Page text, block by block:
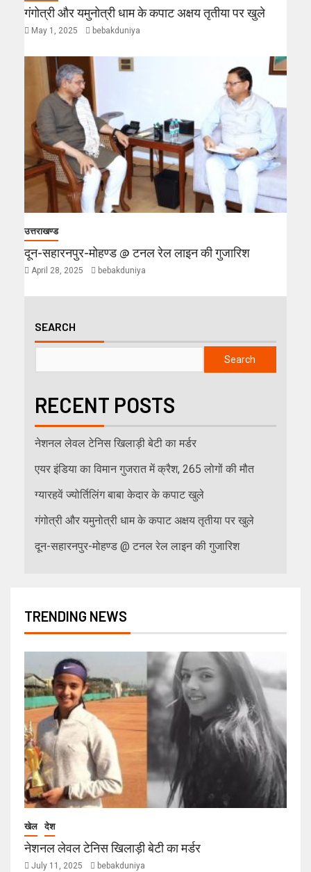
गंगोत्री और यमुनोत्री धाम के कपाट अक्षय तृतीया पर खुले
May 1, 2025 bebakduniya
उत्तराखण्ड
दून-सहारनपुर-मोहण्ड @ टनल रेल लाइन की गुजारिश
April 28, 2025 bebakduniya
SEARCH
Search
RECENT POSTS
नेशनल लेवल टेनिस खिलाड़ी बेटी का मर्डर
एयर इंडिया का विमान गुजरात में क्रैश, 265 लोगों की मौत
ग्यारहवें ज्योर्तिलिंग बाबा केदार के कपाट खुले
गंगोत्री और यमुनोत्री धाम के कपाट अक्षय तृतीया पर खुले
दून-सहारनपुर-मोहण्ड @ टनल रेल लाइन की गुजारिश
TRENDING NEWS
खेल देश
नेशनल लेवल टेनिस खिलाड़ी बेटी का मर्डर
July 11, 2025 bebakduniya